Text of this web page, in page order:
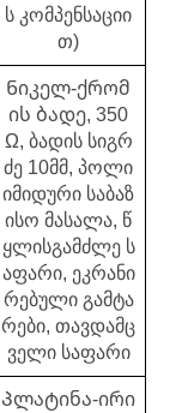
ს კომპენსაციი
თ)
Ნიკელ-ქრომ
ის ბადე, 350
Ω, ბადის სიგრ
ძე 10მმ, პოლი
იმიდური საბაზ
ისო მასალა, წ
ყლისგამძლე ს
აფარი, ეკრანი
რებული გამტა
რები, თავდამც
ველი საფარი
Პლატინა-ირი